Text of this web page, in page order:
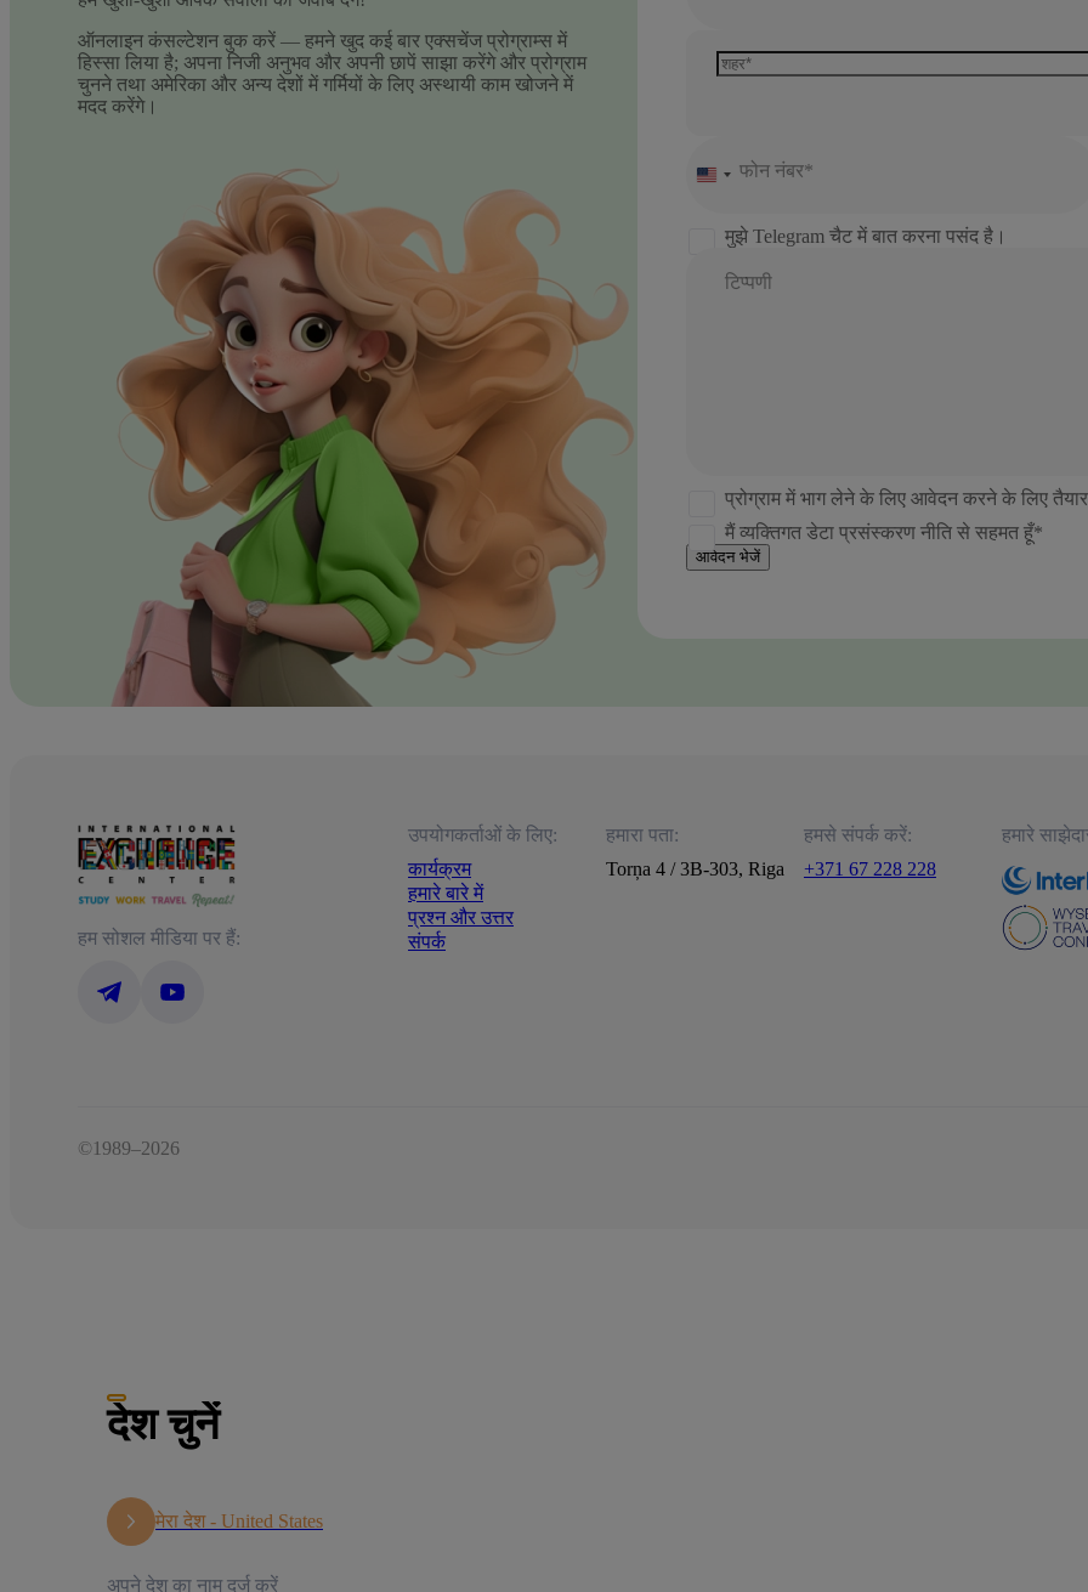
ऑनलाइन कंसल्टेशन बुक करें — हमने खुद कई बार एक्सचेंज प्रोग्राम्स में
हिस्सा लिया है; अपना निजी अनुभव और अपनी छापें साझा करेंगे और प्रोग्राम
चुनने तथा अमेरिका और अन्य देशों में गर्मियों के लिए अस्थायी काम खोजने में
मदद करेंगे।
Unitedफोन नंबर*
मुझे Telegram चैट में बात करना पसंद है।
टिप्पणी
प्रोग्राम में भाग लेने के लिए आवेदन करने के लिए तैयार
मैं व्यक्तिगत डेटा प्रसंस्करण नीति से सहमत हूँ*
आवेदन भेजें
हम सोशल मीडिया पर हैं:
उपयोगकर्ताओं के लिए:
कार्यक्रम
हमारे बारे में
प्रश्न और उत्तर
संपर्क
हमारा पता:
Torņa 4 / 3B-303, Riga
हमसे संपर्क करें:
+371 67 228 228
हमारे
©1989–2026
देश चुनें
मेरा देश - United States
अपने देश का नाम दर्ज करें